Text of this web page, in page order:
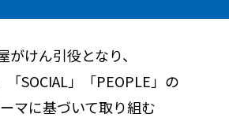
米・パン
類 エビ・カニ等
ら選ぶ
がけん引役となり、
「SOCIAL」「PEOPLE」の
マに基づいて取り組む